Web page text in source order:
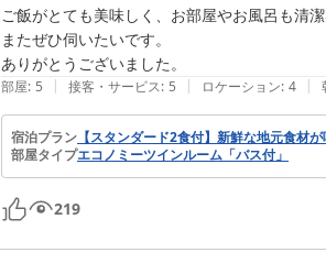
ご飯がとても美味しく、お部屋やお風呂も清
またぜひ伺いたいです。
ありがとうございました。
部屋: 5 | 接客・サービス: 5 | ロケーション: 4 |
宿泊プラン 【スタンダード2食付】新鮮な地元食材
部屋タイプエコノミーツインルーム「バス付」
219